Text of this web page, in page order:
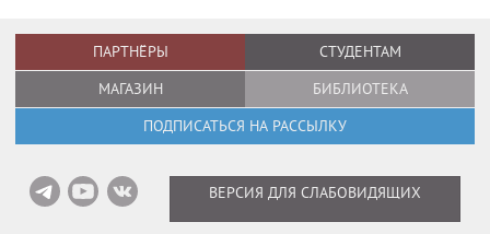
ПАРТНЁРЫ
СТУДЕНТАМ
МАГАЗИН
БИБЛИОТЕКА
ПОДПИСАТЬСЯ НА РАССЫЛКУ
ВЕРСИЯ ДЛЯ СЛАБОВИДЯЩИХ